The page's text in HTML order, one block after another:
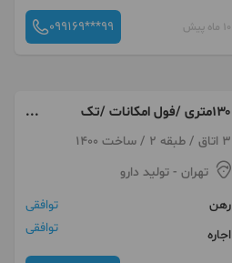
10 ماه پیش 099169***99
۱۳۰متری /فول امکانات /تک
واحدی
3 اتاق / طبقه 2 / ساخت 1400
تهران - تولید دارو
رهن
توافقی
اجاره
توافقی